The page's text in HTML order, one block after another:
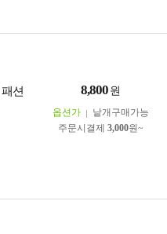
션 8,800 원
옵션가
낱개구매가능
주문시결제 3,000원~